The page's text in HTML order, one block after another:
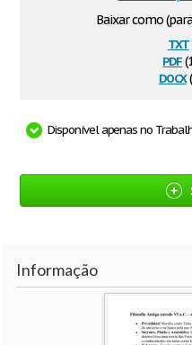
Baixar como
txt
pdf
docx
Disponível apenas no
Informação